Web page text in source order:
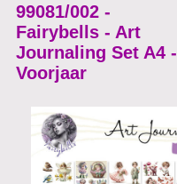
99081/002 -
Fairybells - Art
Journaling Set A4 -
Voorjaar